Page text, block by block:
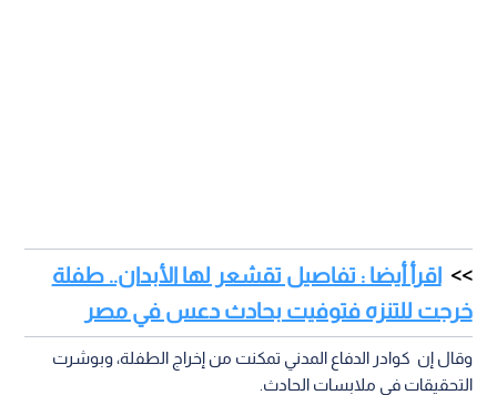
اقرأ أيضا : تفاصيل تقشعر لها الأبدان.. طفلة
خرجت للتنزه فتوفيت بحادث دعس في مصر
وقال إن كوادر الدفاع المدني تمكنت من إخراج الطفلة، وبوشرت
التحقيقات في ملابسات الحادث.